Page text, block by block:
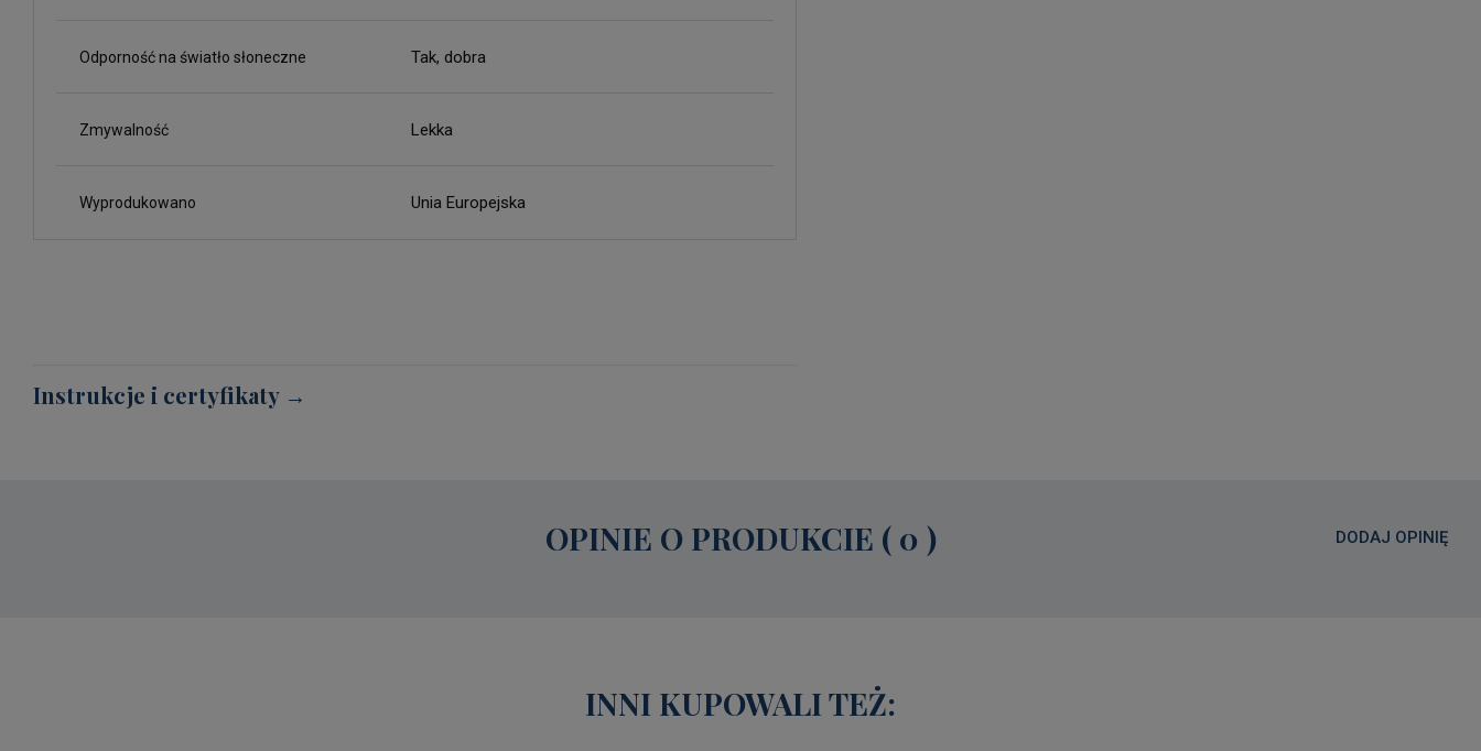
Odporność na światło słoneczne Tak, dobra
Zmywalność Lekka
Wyprodukowano Unia Europejska
Instrukcje i certyfikaty →
OPINIE O PRODUKCIE ( 0 ) DODAJ OPINIĘ
INNI KUPOWALI TEŻ: